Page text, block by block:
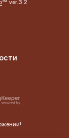
ver. 3.2